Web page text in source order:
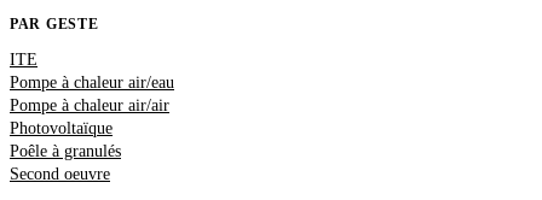
PAR GESTE
ITE
Pompe à chaleur air/eau
Pompe à chaleur air/air
Photovoltaïque
Poêle à granulés
Second oeuvre